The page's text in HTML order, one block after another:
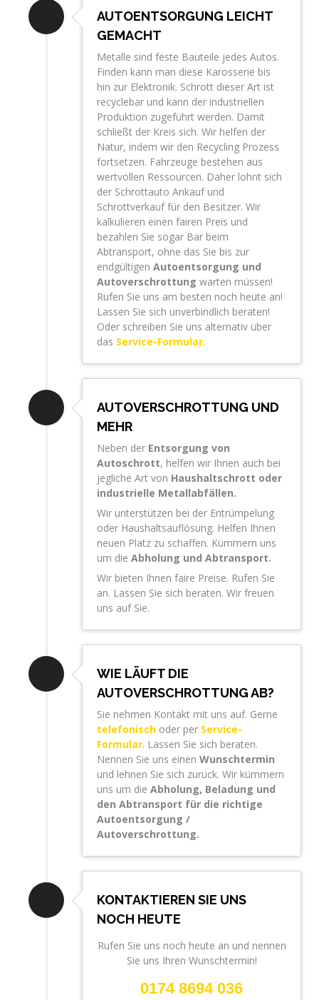
AUTOENTSORGUNG LEICHT
GEMACHT
Metalle sind feste Bauteile jedes Autos.
Finden kann man diese Karosserie bis
hin zur Elektronik. Schrott dieser Art ist
recyclebar und kann der industriellen
Produktion zugeführt werden. Damit
schließt der Kreis sich. Wir helfen der
Natur, indem wir den Recycling Prozess
fortsetzen. Fahrzeuge bestehen aus
wertvollen Ressourcen. Daher lohnt sich
der Schrottauto Ankauf und
Schrottverkauf für den Besitzer. Wir
kalkulieren einen fairen Preis und
bezahlen Sie sogar Bar beim
Abtransport, ohne das Sie bis zur
endgültigen Autoentsorgung und
Autoverschrottung warten müssen!
Rufen Sie uns am besten noch heute an!
Lassen Sie sich unverbindlich beraten!
Oder schreiben Sie uns alternativ über
das Service-Formular.
AUTOVERSCHROTTUNG UND
MEHR
Neben der Entsorgung von
Autoschrott, helfen wir Ihnen auch bei
jegliche Art von Haushaltschrott oder
industrielle Metallabfällen.
Wir unterstützen bei der Entrümpelung
oder Haushaltsauflösung. Helfen Ihnen
neuen Platz zu schaffen. Kümmern uns
um die Abholung und Abtransport.
Wir bieten Ihnen faire Preise. Rufen Sie
an. Lassen Sie sich beraten. Wir freuen
uns auf Sie.
WIE LÄUFT DIE
AUTOVERSCHROTTUNG AB?
Sie nehmen Kontakt mit uns auf. Gerne
telefonisch oder per Service-
Formular. Lassen Sie sich beraten.
Nennen Sie uns einen Wunschtermin
und lehnen Sie sich zurück. Wir kümmern
uns um die Abholung, Beladung und
den Abtransport für die richtige
Autoentsorgung /
Autoverschrottung.
KONTAKTIEREN SIE UNS
NOCH HEUTE
Rufen Sie uns noch heute an und nennen
Sie uns Ihren Wunschtermin!
0174 8694 036